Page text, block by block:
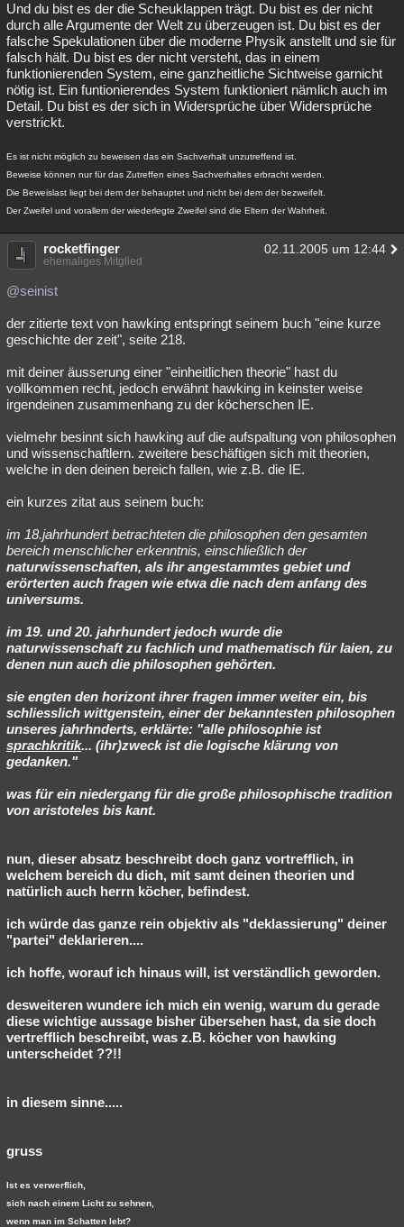
Und du bist es der die Scheuklappen trägt. Du bist es der nicht
durch alle Argumente der Welt zu überzeugen ist. Du bist es der
falsche Spekulationen über die moderne Physik anstellt und sie für
falsch hält. Du bist es der nicht versteht, das in einem
funktionierenden System, eine ganzheitliche Sichtweise garnicht
nötig ist. Ein funtionierendes System funktioniert nämlich auch im
Detail. Du bist es der sich in Widersprüche über Widersprüche
verstrickt.
Es ist nicht möglich zu beweisen das ein Sachverhalt unzutreffend ist.
Beweise können nur für das Zutreffen eines Sachverhaltes erbracht werden.
Die Beweislast liegt bei dem der behauptet und nicht bei dem der bezweifelt.
Der Zweifel und vorallem der wiederlegte Zweifel sind die Eltern der Wahrheit.
rocketfinger 02.11.2005 um 12:44
ehemaliges Mitglied
@seinist
der zitierte text von hawking entspringt seinem buch "eine kurze
geschichte der zeit", seite 218.
mit deiner äusserung einer "einheitlichen theorie" hast du
vollkommen recht, jedoch erwähnt hawking in keinster weise
irgendeinen zusammenhang zu der köcherschen IE.
vielmehr besinnt sich hawking auf die aufspaltung von philosophen
und wissenschaftlern. zweitere beschäftigen sich mit theorien,
welche in den deinen bereich fallen, wie z.B. die IE.
ein kurzes zitat aus seinem buch:
im 18.jahrhundert betrachteten die philosophen den gesamten
bereich menschlicher erkenntnis, einschließlich der
naturwissenschaften, als ihr angestammtes gebiet und
erörterten auch fragen wie etwa die nach dem anfang des
universums.
im 19. und 20. jahrhundert jedoch wurde die
naturwissenschaft zu fachlich und mathematisch für laien, zu
denen nun auch die philosophen gehörten.
sie engten den horizont ihrer fragen immer weiter ein, bis
schliesslich wittgenstein, einer der bekanntesten philosophen
unseres jahrhnderts, erklärte: "alle philosophie ist
sprachkritik... (ihr)zweck ist die logische klärung von
gedanken."
was für ein niedergang für die große philosophische tradition
von aristoteles bis kant.
nun, dieser absatz beschreibt doch ganz vortrefflich, in
welchem bereich du dich, mit samt deinen theorien und
natürlich auch herrn köcher, befindest.
ich würde das ganze rein objektiv als "deklassierung" deiner
"partei" deklarieren....
ich hoffe, worauf ich hinaus will, ist verständlich geworden.
desweiteren wundere ich mich ein wenig, warum du gerade
diese wichtige aussage bisher übersehen hast, da sie doch
vertrefflich beschreibt, was z.B. köcher von hawking
unterscheidet ??!!
in diesem sinne.....
gruss
Ist es verwerflich,
sich nach einem Licht zu sehnen,
wenn man im Schatten lebt?